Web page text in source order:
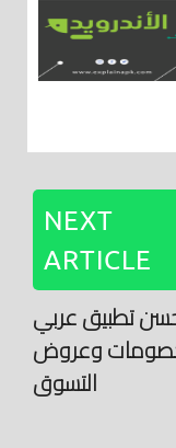
NEXT
ARTICLE
تطبيق عربي
وعروض
التسوق